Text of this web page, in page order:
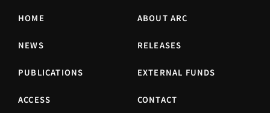
HOME ABOUT ARC
NEWS RELEASES
PUBLICATIONS EXTERNAL FUNDS
ACCESS CONTACT